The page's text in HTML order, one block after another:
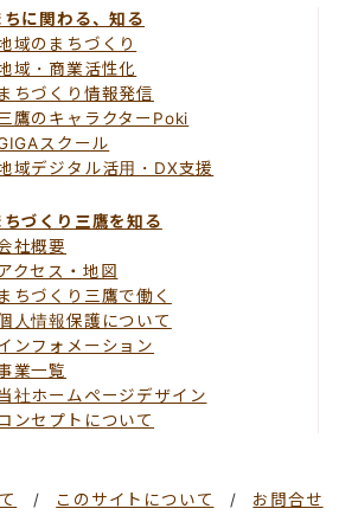
ちに関わる、知る
域のまちづくり
域・商業活性化
ちづくり情報発信
鷹のキャラクターPoki
スクール
域デジタル活用・DX支援
ちづくり三鷹を知る
社概要
クセス・地図
ちづくり三鷹で働く
人情報保護について
ンフォメーション
業一覧
社ホームページデザイン
コンセプトについて
このサイトについて お問合せ